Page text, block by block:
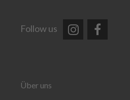
Follow us
Über uns